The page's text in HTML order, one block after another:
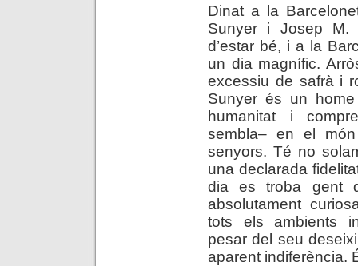
Dinat a la
Sunyer i Josep M.
d’estar bé, i a la
un dia magnífic.
excessiu de safrà i
Sunyer és un home
humanitat i
sembla– en el
senyors. Té no
una declarada
dia es troba gent
absolutament
tots els ambients
pesar del seu
aparent indiferència.